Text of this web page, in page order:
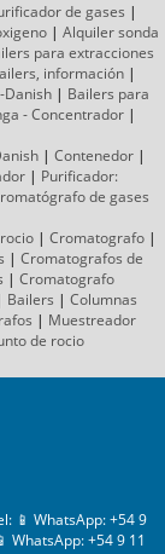
de gases |
| Alquiler sonda
para extracciones
información |
Danish | Bailers para
- Concentrador|
| Contenedor|
| Purificador:
de gases
| Cromatografo |
| Cromatografos de
| Cromatografo
Bailers | Columnas
| Muestreador
de rocio
📱 WhatsApp: +54 9
WhatsApp: +54 9 11